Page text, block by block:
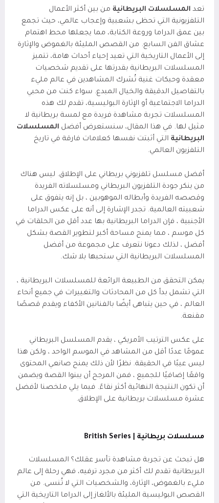
تعد المسلسلات البريطانية من بين أكثر الأعمال
التلفزيونية التي تحظى بشعبية وإعجاب عالمي، حيث تجمع
بين عمق الدراما وروعة الكتابة، مما يجعلها محط اهتمام
عشاق الفن السابع. من القصص المليئة بالغموض والإثارة
إلى الأعمال التاريخية التي تعيد إحياء أحداث هامة، تتميز
المسلسلات البريطانية بقدرتها على تقديم شخصيات
معقدة وحبكات غنية تُشرك المشاهدين في عالم مليء
بالتفاصيل الدقيقة والخيال المبدع. سواء كنت من محبي
الدراما الاجتماعية أو الإثارة البوليسية، تقدم لك هذه
المسلسلات تجربة مشاهدة فريدة مع لمسة بريطانية لا
مثيل لها. في هذا المقال، سنستعرض أفضل المسلسلات
البريطانية التي أثبتت نفسها كعلامات فارقة في تاريخ
التلفزيون العالمي.
أفضل مسلسل تلفزيوني بريطاني على الإطلاق. ليس هناك
من ينكر جودة التلفزيون البريطاني ومسلسلاته الفريدة
وقصصه الفريدة وأبطاله الموهوبين ، بل إنه يتفوق على
شعبيته العالمية. تجدر الإشارة إلى أنه على عكس الدراما
الأجنبية ، فإن الدراما البريطانية بها عدد أقل من الحلقات في
كل موسم ، مما يمنح مساحة أكبر لتطوير القصة بشكل
أفضل ، لذلك دعونا نتعرف على مجموعة من أفضل
المسلسلات البريطانية التي ستحبها بلا شك.
يمكن التحقق من الطبيعة الرائعة للمسلسلات البريطانية ،
التي تشمل بدأ كل من المحادثات والتغييرات في جميع أنحاء
العالم ، في حين يتباهى أيضًا بالفنانين الأكفاء ويقدم قصصًا
مقنعة.
على عكس الترتيب الأمريكي ، يقدم المسلسل البريطاني
عمومًا عددًا أقل من المشاهد في الموسم الواحد ، ولكن هذا
ليس عيبًا في الحقيقة. نظرًا لأن ذلك يمنح صانعي المحتوى
واقعًا إضافيًا للجميع ، فمن المرجح أن يبنوا القصة ويضمن
أن تكون النتيجة النهائية أكثر نقاءً. فيما يلي ملخصنا لأفضل
عشرة مسلسلات بريطانية على الإطلاق.
مسلسلات بريطانية | British Series
هل تبحث عن تجربة مشاهدة تأسر عقلك؟ المسلسلات
البريطانية تقدم لك أكثر من مجرد ترفيه، فهي رحلة إلى عالم
مليء بالغموض، الإثارة، والشخصيات التي لا تُنسى. من
القصص البوليسية المليئة بالألغاز إلى الدراما التاريخية التي